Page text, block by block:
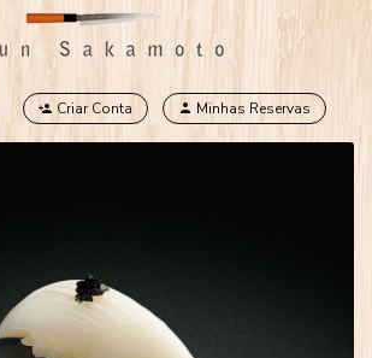
Criar Conta Minhas Reservas